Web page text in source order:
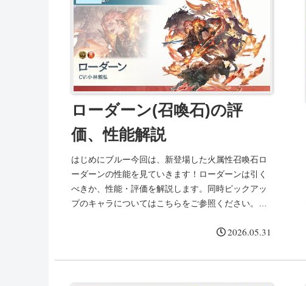
ローダーン(召喚石)の評
価、性能解説
はじめにブルー今回は、新登場した火属性召喚石ロ
ーダーンの性能を見ていきます！ローダーンは引く
べきか、性能・評価を解説します。同時ピックアッ
プのキャラについてはこちらをご参照ください。ロ
2026.05.31